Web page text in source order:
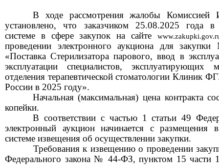
В ходе рассмотрения жалобы Комиссией
установлено, что заказчиком 25.08.2025 года в
системе в сфере закупок на сайте
проведении электронного аукциона для закупки
«Поставка Стерилизатора парового, ввод в
эксплуатации специалистов, эксплуатирующих
отделения терапевтической стоматологии
России в 2025 году».
Начальная (максимальная) цена контракта
копейки.
В соответствии с частью 1 статьи 49
электронный аукцион начинается с размещения
системе извещения об осуществлении закупки.
Требования к извещению о проведении
Федерального закона № 44-ФЗ,пунктом 15 части